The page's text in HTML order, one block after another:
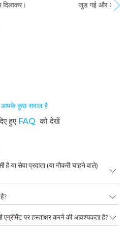
सिर्फ 4 घंटे काम करके भी 20000-
आपके कुछ सवाल है
हुए FAQ को देखें
या सेवा प्रदाता (या नौकरी चाहने वाले)
पर हस्ताक्षर करने की आवश्यकता है?